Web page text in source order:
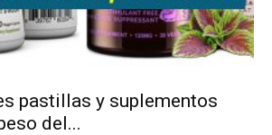
pastillas y suplementos
del...